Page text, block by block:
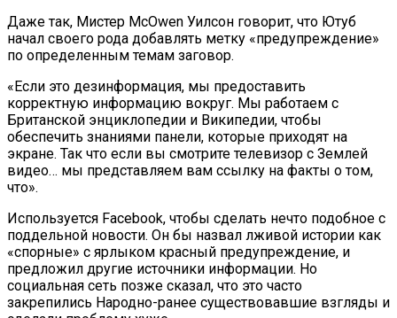
Даже так, Мистер McOwen Уилсон говорит, что Ютуб
начал своего рода добавлять метку «предупреждение»
по определенным темам заговор.
«Если это дезинформация, мы предоставить
корректную информацию вокруг. Мы работаем с
Британской энциклопедии и Википедии, чтобы
обеспечить знаниями панели, которые приходят на
экране. Так что если вы смотрите телевизор с Землей
видео… мы представляем вам ссылку на факты о том,
что».
Используется Facebook, чтобы сделать нечто подобное с
поддельной новости. Он бы назвал лживой истории как
«спорные» с ярлыком красный предупреждение, и
предложил другие источники информации. Но
социальная сеть позже сказал, что это часто
закрепились Народно-ранее существовавшие взгляды и